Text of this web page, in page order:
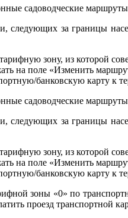
садоводческие
следующих за границы
зону, из которой
на поле «Изменить
банковскую карту к
садоводческие
следующих за границы
зону, из которой
на поле «Изменить
банковскую карту к
зоны «0» по
проезд транспортной